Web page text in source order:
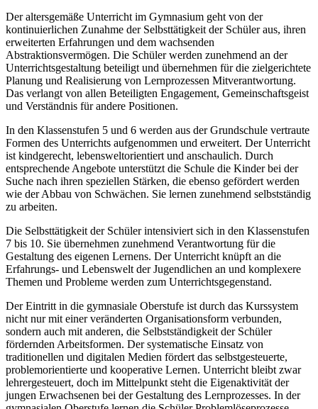
Der altersgemäße Unterricht im Gymnasium geht von der
kontinuierlichen Zunahme der Selbsttätigkeit der Schüler aus, ihren
erweiterten Erfahrungen und dem wachsenden
Abstraktionsvermögen. Die Schüler werden zunehmend an der
Unterrichtsgestaltung beteiligt und übernehmen für die zielgerichtete
Planung und Realisierung von Lernprozessen Mitverantwortung.
Das verlangt von allen Beteiligten Engagement, Gemeinschaftsgeist
und Verständnis für andere Positionen.
In den Klassenstufen 5 und 6 werden aus der Grundschule vertraute
Formen des Unterrichts aufgenommen und erweitert. Der Unterricht
ist kindgerecht, lebensweltorientiert und anschaulich. Durch
entsprechende Angebote unterstützt die Schule die Kinder bei der
Suche nach ihren speziellen Stärken, die ebenso gefördert werden
wie der Abbau von Schwächen. Sie lernen zunehmend selbstständig
zu arbeiten.
Die Selbsttätigkeit der Schüler intensiviert sich in den Klassenstufen
7 bis 10. Sie übernehmen zunehmend Verantwortung für die
Gestaltung des eigenen Lernens. Der Unterricht knüpft an die
Erfahrungs- und Lebenswelt der Jugendlichen an und komplexere
Themen und Probleme werden zum Unterrichtsgegenstand.
Der Eintritt in die gymnasiale Oberstufe ist durch das Kurssystem
nicht nur mit einer veränderten Organisationsform verbunden,
sondern auch mit anderen, die Selbstständigkeit der Schüler
fördernden Arbeitsformen. Der systematische Einsatz von
traditionellen und digitalen Medien fördert das selbstgesteuerte,
problemorientierte und kooperative Lernen. Unterricht bleibt zwar
lehrergesteuert, doch im Mittelpunkt steht die Eigenaktivität der
jungen Erwachsenen bei der Gestaltung des Lernprozesses. In der